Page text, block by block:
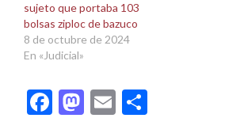
sujeto que portaba 103
bolsas ziploc de bazuco
8 de octubre de 2024
En «Judicial»
Facebook
Mastodon
Email